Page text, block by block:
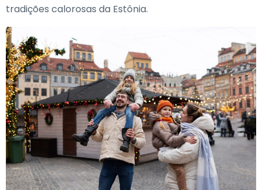
tradições calorosas da Estônia.